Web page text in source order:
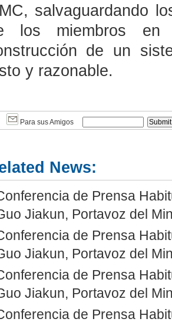
salvaguardando
los miembros en
de un
y razonable.
Para sus Amigos
News:
de Prensa
Jiakun, Portavoz del
de Prensa
Jiakun, Portavoz del
de Prensa
Jiakun, Portavoz del
de Prensa